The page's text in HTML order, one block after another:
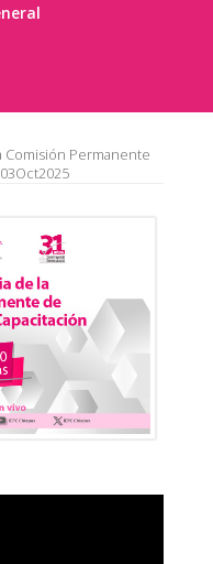
Comisión Permanente